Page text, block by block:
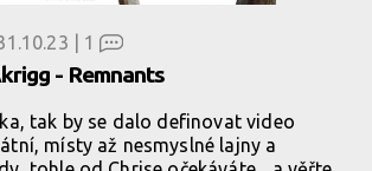
| 1
- Remnants
tak by se dalo definovat video
místy až nesmyslné lajny a